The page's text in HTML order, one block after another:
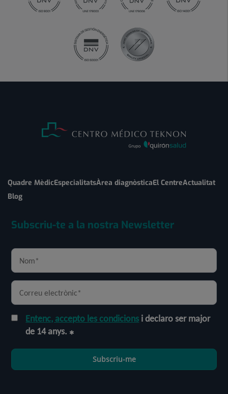
Quadre MèdicEspecialitatsÀrea diagnòsticaEl CentreActualitat
Blog
Subscriu-te a la nostra Newsletter
Entenc, accepto les condicions i declaro ser major
de 14 anys.
Subscriu-me